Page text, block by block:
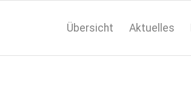
Übersicht Aktuelles